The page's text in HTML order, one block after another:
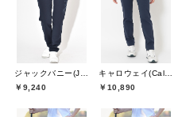
￥9,240
￥10,890